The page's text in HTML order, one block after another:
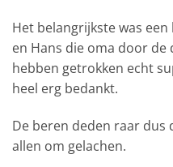
Het belangrijkste was
en Hans die oma door
hebben getrokken echt
heel erg bedankt.
De beren deden raar dus
allen om gelachen.